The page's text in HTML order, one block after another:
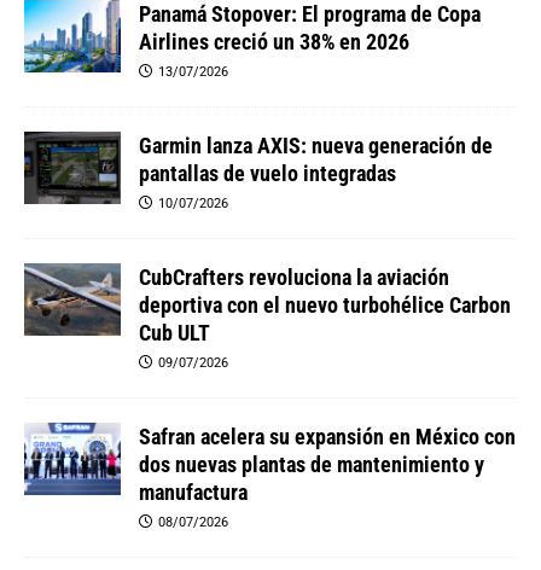
Panamá Stopover: El programa de Copa
Airlines creció un 38% en 2026
13/07/2026
Garmin lanza AXIS: nueva generación de
pantallas de vuelo integradas
10/07/2026
CubCrafters revoluciona la aviación
deportiva con el nuevo turbohélice Carbon
Cub ULT
09/07/2026
Safran acelera su expansión en México con
dos nuevas plantas de mantenimiento y
manufactura
08/07/2026